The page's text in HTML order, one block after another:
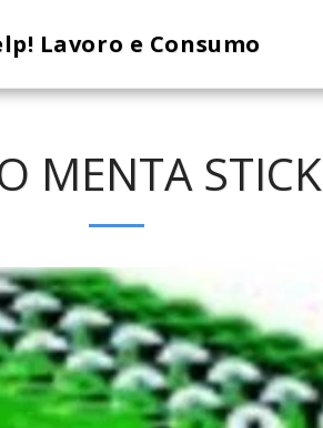
Lavoro e Consumo
MENTA STICK